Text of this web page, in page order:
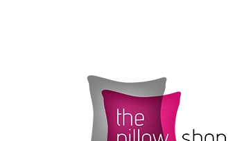
CO POTŘEBUJETE NAJÍT?
HLEDAT